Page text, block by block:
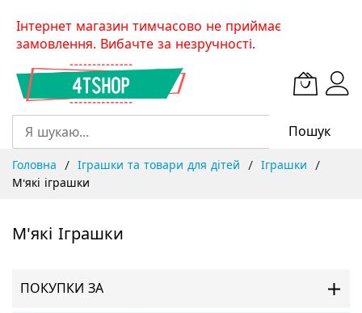
SkipІнтернет магазин тимчасово не приймає
замовлення. Вибачте за незручності.
Пошук
Головна Іграшки та товари для дітей
Іграшки
М'які іграшки
М'які Іграшки
ПОКУПКИ ЗА